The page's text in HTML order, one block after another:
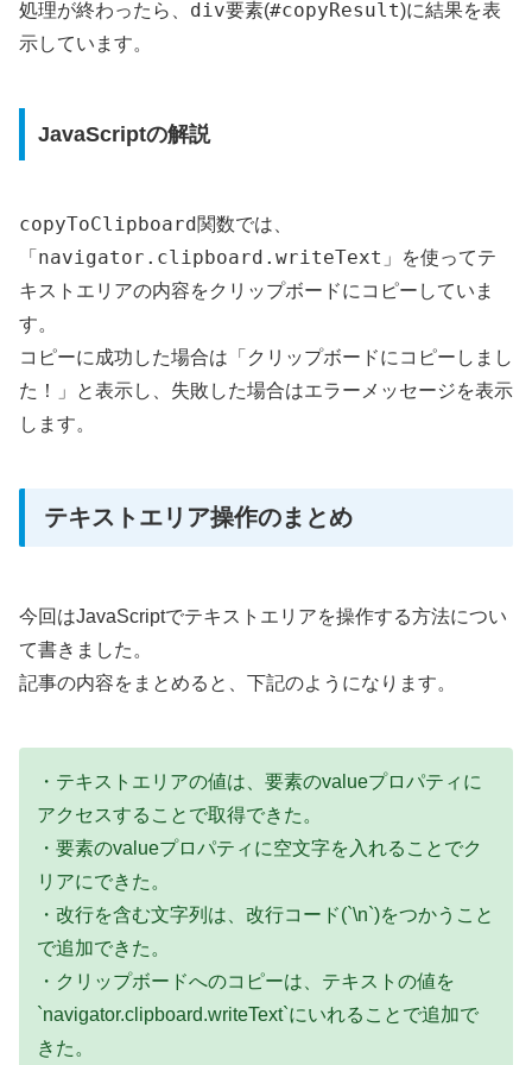
処理が終わったら、 div要素(#copyResult)に結果を表
示しています。
JavaScriptの解説
copyToClipboard関数では、
「 navigator.clipboard.writeText 」を使ってテ
キストエリアの内容をクリップボードにコピーしていま
す。
コピーに成功した場合は「クリップボードにコピーしまし
た！」と表示し、失敗した場合はエラーメッセージを表示
します。
テキストエリア操作のまとめ
今回はJavaScriptでテキストエリアを操作する方法につい
て書きました。
記事の内容をまとめると、下記のようになります。
・テキストエリアの値は、要素のvalueプロパティに
アクセスすることで取得できた。
・要素のvalueプロパティに空文字を入れることでク
リアにできた。
・改行を含む文字列は、改行コード(`\n`)をつかうこと
で追加できた。
・クリップボードへのコピーは、テキストの値を
`navigator.clipboard.writeText`にいれることで追加で
きた。